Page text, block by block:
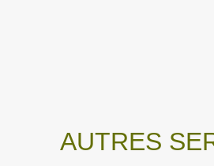
AUTRES